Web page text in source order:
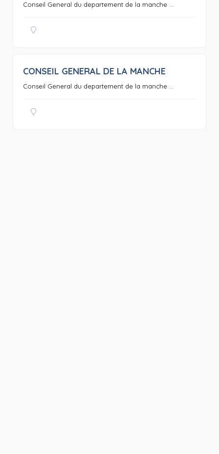
Conseil General du departement de la manche ...
CONSEIL GENERAL DE LA MANCHE
Conseil General du departement de la manche ...